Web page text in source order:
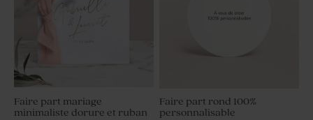
Faire part rond 100%
personnalisable
Faire part mariage
minimaliste dorure et ruban